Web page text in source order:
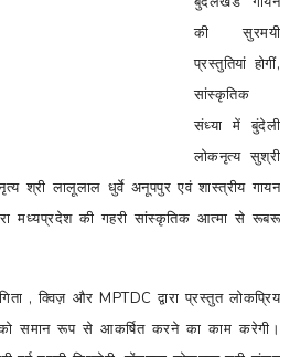
की सुरमयी
प्रस्तुतियां होगीं,
सांस्कृतिक
संध्या में बुंदेली
लोकनृत्य सुश्री
श्री लालूलाल धुर्वे अनूपपुर एवं शास्त्रीय गायन
मध्यप्रदेश की गहरी सांस्कृतिक आत्मा से रूबरू
, क्विज़ और MPTDC द्वारा प्रस्तुत लोकप्रिय
को समान रूप से आकर्षित करने का काम करेगी।